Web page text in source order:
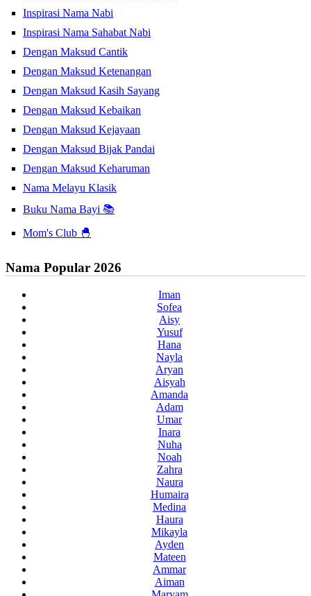
Inspirasi Nama Nabi
Inspirasi Nama Sahabat Nabi
Dengan Maksud Cantik
Dengan Maksud Ketenangan
Dengan Maksud Kasih Sayang
Dengan Maksud Kebaikan
Dengan Maksud Kejayaan
Dengan Maksud Bijak Pandai
Dengan Maksud Keharuman
Nama Melayu Klasik
Buku Nama Bayi 📚
Mom's Club 🐣
Nama Popular 2026
Iman
Sofea
Aisy
Yusuf
Hana
Nayla
Aryan
Aisyah
Amanda
Adam
Umar
Inara
Nuha
Noah
Zahra
Naura
Humaira
Medina
Haura
Mikayla
Ayden
Mateen
Ammar
Aiman